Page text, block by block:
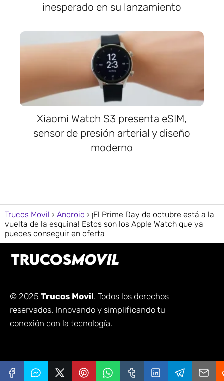
inesperado en su lanzamiento
Xiaomi Watch S3 presenta eSIM,
sensor de presión arterial y diseño
moderno
Trucos Movil Android
¡El Prime Day de octubre está a la
vuelta de la esquina! Estos son los Apple Watch que ya
puedes conseguir en oferta
© 2025 Trucos Movil. Todos los derechos
reservados. Innovando y simplificando tu
conexión con la tecnología.